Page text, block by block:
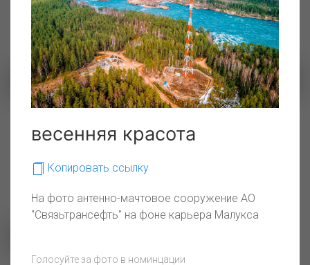
терминал - безопасное
весенняя красота
Копировать ссылку
На фото антенно-мачтовое сооружение АО
"Связьтрансефть" на фоне карьера Малукса
Голосуйте за фото в номинцации